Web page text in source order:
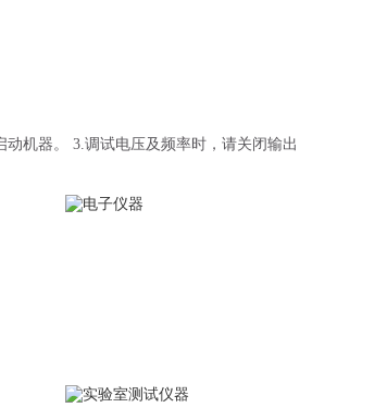
机器。 3.调试电压及频率时，请关闭输出